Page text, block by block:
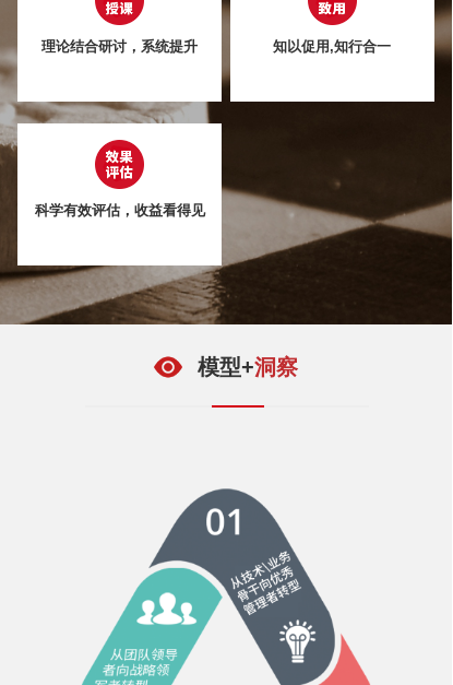
理论结合研讨，系统提升 知以促用,知行合一
科学有效评估，收益看得见
模型+洞察